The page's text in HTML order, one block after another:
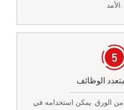
الوظائف
من الورق. يمكن استخدامه في